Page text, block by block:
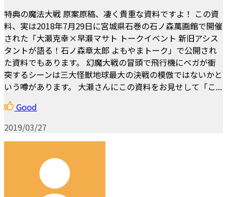
特典の魔法大戦 原案原稿、凄く貴重な資料ですよ！ この資
料、実は2018年7月29日に宮城県石巻の石ノ森萬画館で開催
された「大瀬克幸×早瀬マサト トークイベント 新旧アシス
タントが語る！石ノ森章太郎 よもやまトーク」で公開され
た資料でもあります。 幻魔大戦の冒頭で飛行機にベガが衝
突するシーンは三大怪獣地球最大の決戦の模倣ではないかと
いう噂があります。 大瀬さんにこの資料をお見せして「こ...
Good
2019/03/27